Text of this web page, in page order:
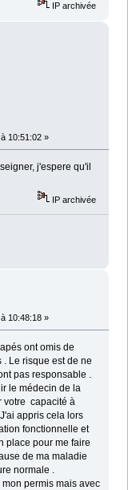
IP archivée
10:51:02 »
j'espere qu'il
IP archivée
10:48:18 »
ont omis de
Le risque est de ne
pas responsable .
le médecin de la
votre capacité à
appris cela lors
fonctionnelle et
place pour me faire
de ma maladie
normale .
permis mais avec